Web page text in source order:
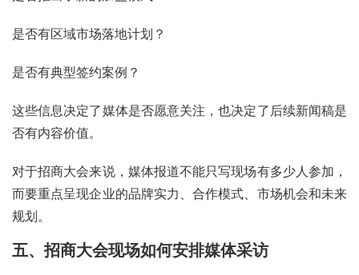
是否有区域市场落地计划？
是否有典型签约案例？
这些信息决定了媒体是否愿意关注，也决定了后续新闻稿是
否有内容价值。
对于招商大会来说，媒体报道不能只写现场有多少人参加，
而要重点呈现企业的品牌实力、合作模式、市场机会和未来
规划。
五、招商大会现场如何安排媒体采访